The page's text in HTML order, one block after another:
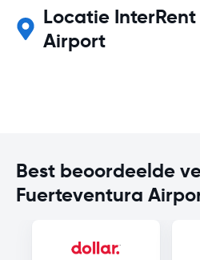
Locatie
Airport
Best beoordeelde
Fuerteventura